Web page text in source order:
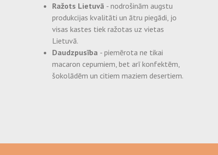
Ražots Lietuvā - nodrošinām augstu
produkcijas kvalitāti un ātru piegādi, jo
visas kastes tiek ražotas uz vietas
Lietuvā.
Daudzpusība - piemērota ne tikai
macaron cepumiem, bet arī konfektēm,
šokolādēm un citiem maziem desertiem.